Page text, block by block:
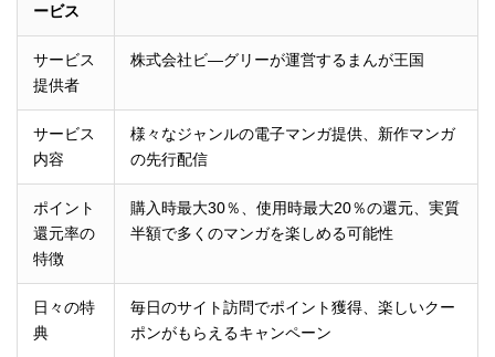
ービス
サービス
提供者
株式会社ビ―グリーが運営するまんが王国
サービス
内容
様々なジャンルの電子マンガ提供、新作マンガ
の先行配信
ポイント
還元率の
特徴
購入時最大30％、使用時最大20％の還元、実質
半額で多くのマンガを楽しめる可能性
日々の特
典
毎日のサイト訪問でポイント獲得、楽しいクー
ポンがもらえるキャンペーン